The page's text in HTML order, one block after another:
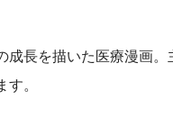
長を描いた医療漫画
。